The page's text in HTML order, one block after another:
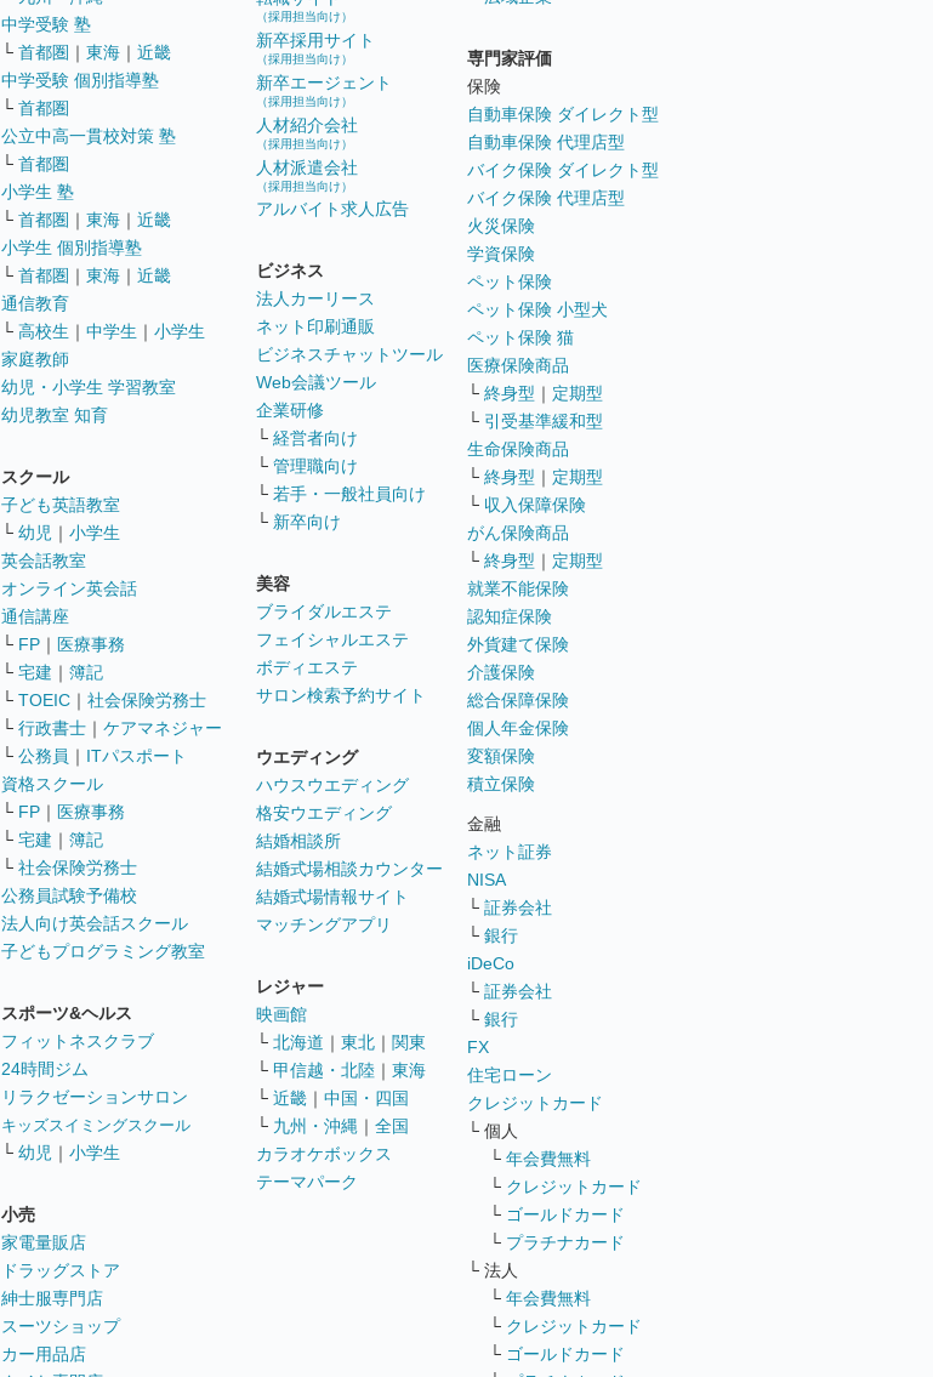
中学受験 塾
└ 首都圏 ｜ 東海 ｜ 近畿
中学受験 個別指導塾
└ 首都圏
公立中高一貫校対策 塾
└ 首都圏
小学生 塾
└ 首都圏 ｜ 東海 ｜ 近畿
小学生 個別指導塾
└ 首都圏 ｜ 東海 ｜ 近畿
通信教育
└ 高校生 ｜ 中学生 ｜ 小学生
家庭教師
幼児・小学生 学習教室
幼児教室 知育
スクール
子ども英語教室
└ 幼児 ｜ 小学生
英会話教室
オンライン英会話
通信講座
└ FP ｜ 医療事務
└ 宅建 ｜ 簿記
└ TOEIC ｜ 社会保険労務士
└ 行政書士 ｜ ケアマネジャー
└ 公務員 ｜ ITパスポート
資格スクール
└ FP ｜ 医療事務
└ 宅建 ｜ 簿記
└ 社会保険労務士
公務員試験予備校
法人向け英会話スクール
子どもプログラミング教室
スポーツ&ヘルス
フィットネスクラブ
24時間ジム
リラクゼーションサロン
キッズスイミングスクール
└ 幼児 ｜ 小学生
小売
家電量販店
ドラッグストア
紳士服専門店
スーツショップ
カー用品店
（採用担当向け）
新卒採用サイト
（採用担当向け）
新卒エージェント
（採用担当向け）
人材紹介会社
（採用担当向け）
人材派遣会社
（採用担当向け）
アルバイト求人広告
ビジネス
法人カーリース
ネット印刷通販
ビジネスチャットツール
Web会議ツール
企業研修
└ 経営者向け
└ 管理職向け
└ 若手・一般社員向け
└ 新卒向け
美容
ブライダルエステ
フェイシャルエステ
ボディエステ
サロン検索予約サイト
ウエディング
ハウスウエディング
格安ウエディング
結婚相談所
結婚式場相談カウンター
結婚式場情報サイト
マッチングアプリ
レジャー
映画館
└ 北海道 ｜ 東北 ｜ 関東
└ 甲信越・北陸 ｜ 東海
└ 近畿 ｜ 中国・四国
└ 九州・沖縄 ｜ 全国
カラオケボックス
テーマパーク
専門家評価
保険
自動車保険 ダイレクト型
自動車保険 代理店型
バイク保険 ダイレクト型
バイク保険 代理店型
火災保険
学資保険
ペット保険
ペット保険 小型犬
ペット保険 猫
医療保険商品
└ 終身型 ｜ 定期型
└ 引受基準緩和型
生命保険商品
└ 終身型 ｜ 定期型
└ 収入保障保険
がん保険商品
└ 終身型 ｜ 定期型
就業不能保険
認知症保険
外貨建て保険
介護保険
総合保障保険
個人年金保険
変額保険
積立保険
金融
ネット証券
NISA
└ 証券会社
└ 銀行
iDeCo
└ 証券会社
└ 銀行
FX
住宅ローン
クレジットカード
└ 個人
└ 年会費無料
└ クレジットカード
└ ゴールドカード
└ プラチナカード
└ 法人
└ 年会費無料
└ クレジットカード
└ ゴールドカード